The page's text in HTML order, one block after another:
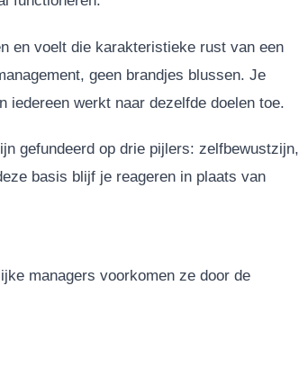
en voelt die karakteristieke rust van een
geen brandjes blussen. Je
iedereen werkt naar dezelfde doelen toe.
gefundeerd op drie pijlers: zelfbewustzijn,
basis blijf je reageren in plaats van
managers voorkomen ze door de